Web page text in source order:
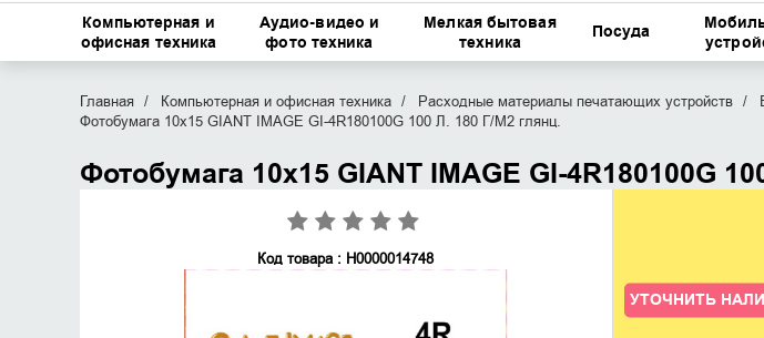
Компьютерная и
офисная техника
Аудио-видео и
фото техника
Мелкая бытовая
техника
Посуда
Главная Компьютерная и офисная техника Расходные материалы печатающих устройств
Фотобумага 10х15 GIANT IMAGE GI-4R180100G 100 Л. 180 Г/М2 глянц.
Фотобумага 10х15 GIANT IMAGE GI-4R180100G
Код товара : Н0000014748
УТОЧНИТЬ